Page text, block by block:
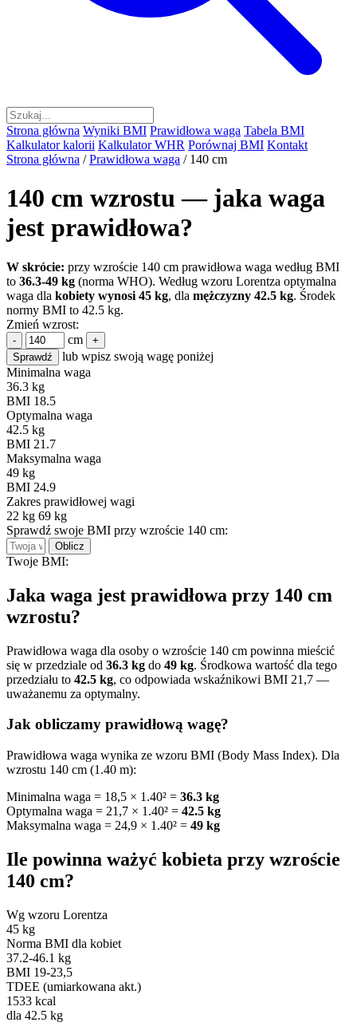
Strona główna Wyniki BMI Prawidłowa waga Tabela BMI
Kalkulator kalorii Kalkulator WHR Porównaj BMI Kontakt
Strona główna / Prawidłowa waga / 140 cm
140 cm wzrostu — jaka waga
jest prawidłowa?
W skrócie: przy wzroście 140 cm prawidłowa waga według BMI
to 36.3-49 kg (norma WHO). Według wzoru Lorentza optymalna
waga dla kobiety wynosi 45 kg, dla mężczyzny 42.5 kg. Środek
normy BMI to 42.5 kg.
Zmień wzrost:
- cm
+
Sprawdź
lub wpisz swoją wagę poniżej
Minimalna waga
36.3 kg
BMI 18.5
Optymalna waga
42.5 kg
BMI 21.7
Maksymalna waga
49 kg
BMI 24.9
Zakres prawidłowej wagi
22 kg 69 kg
Sprawdź swoje BMI przy wzroście 140 cm:
Oblicz
Twoje BMI:
Jaka waga jest prawidłowa przy 140 cm
wzrostu?
Prawidłowa waga dla osoby o wzroście 140 cm powinna mieścić
się w przedziale od 36.3 kg do 49 kg. Środkowa wartość dla tego
przedziału to 42.5 kg, co odpowiada wskaźnikowi BMI 21,7 —
uważanemu za optymalny.
Jak obliczamy prawidłową wagę?
Prawidłowa waga wynika ze wzoru BMI (Body Mass Index). Dla
wzrostu 140 cm (1.40 m):
Minimalna waga = 18,5 × 1.40² = 36.3 kg
Optymalna waga = 21,7 × 1.40² = 42.5 kg
Maksymalna waga = 24,9 × 1.40² = 49 kg
Ile powinna ważyć kobieta przy wzroście
140 cm?
Wg wzoru Lorentza
45 kg
Norma BMI dla kobiet
37.2-46.1 kg
BMI 19-23,5
TDEE (umiarkowana akt.)
1533 kcal
dla 42.5 kg